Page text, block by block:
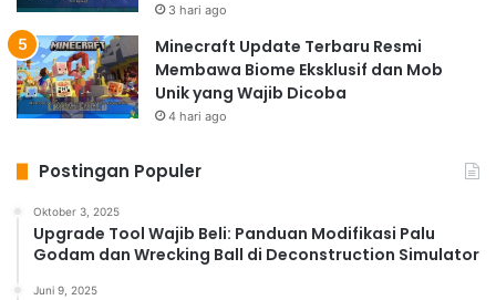
3 hari ago
Minecraft Update Terbaru Resmi
Membawa Biome Eksklusif dan Mob
Unik yang Wajib Dicoba
4 hari ago
Postingan Populer
Oktober 3, 2025
Upgrade Tool Wajib Beli: Panduan Modifikasi Palu
Godam dan Wrecking Ball di Deconstruction Simulator
Juni 9, 2025